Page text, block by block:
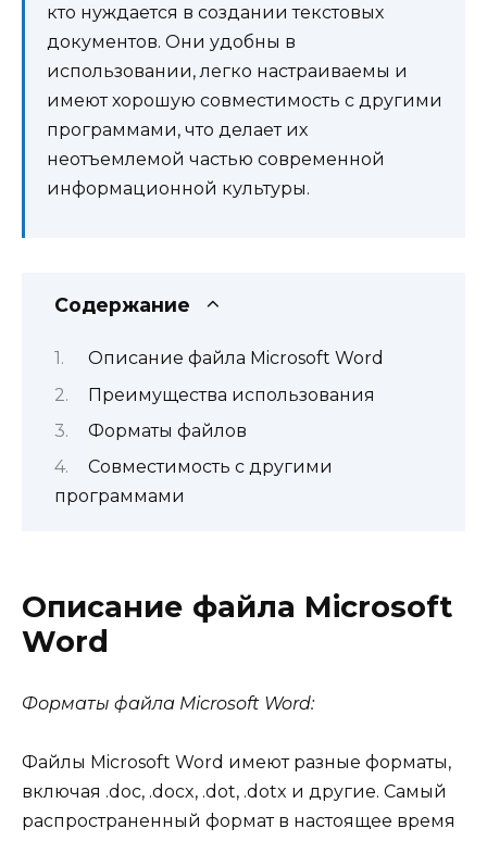
кто нуждается в создании текстовых
документов. Они удобны в
использовании, легко настраиваемы и
имеют хорошую совместимость с другими
программами, что делает их
неотъемлемой частью современной
информационной культуры.
Содержание
Описание файла Microsoft Word
Преимущества использования
Форматы файлов
Совместимость с другими
программами
Описание файла Microsoft
Word
Форматы файла Microsoft Word:
Файлы Microsoft Word имеют разные форматы,
включая .doc, .docx, .dot, .dotx и другие. Самый
распространенный формат в настоящее время